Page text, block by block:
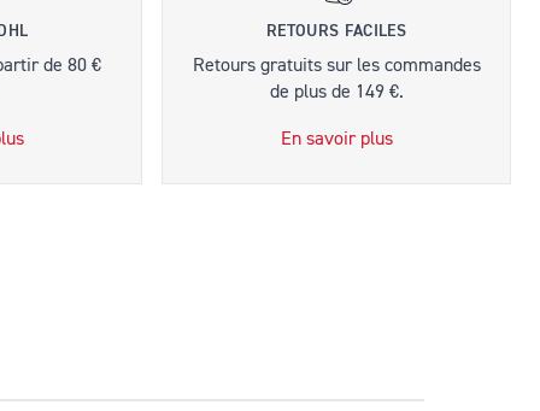
de 80 €
RETOURS FACILES
Retours gratuits sur les commandes
de plus de 149 €.
En savoir plus